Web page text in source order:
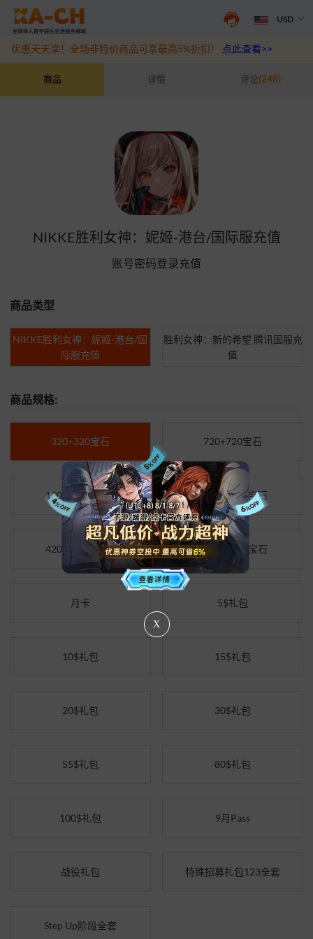
NIKKE胜利女神：妮姬-港台/国际服充值
USD
游戏充值福利来袭，王者、和平精英、原神等热门游戏充值折扣最高
优惠天天享！全场非特价商品可享最高5%折扣！ 点此查看>>
商品 详情 评论(248)
NIKKE胜利女神：妮姬-港台/国际服充值
账号密码登录充值
商品类型
NIKKE胜利女神：妮姬-港台/国
际服充值
胜利女神：新的希望 腾讯国服充
值
商品规格:
320+320宝石 720+720宝石
1500+1500宝石 2300+2300宝石
4200+4200宝石 6200+6200宝石
月卡 5$礼包
10$礼包 15$礼包
20$礼包 30$礼包
55$礼包 80$礼包
100$礼包 9月Pass
战役礼包 特殊招募礼包123全套
Step Up阶段全套
X